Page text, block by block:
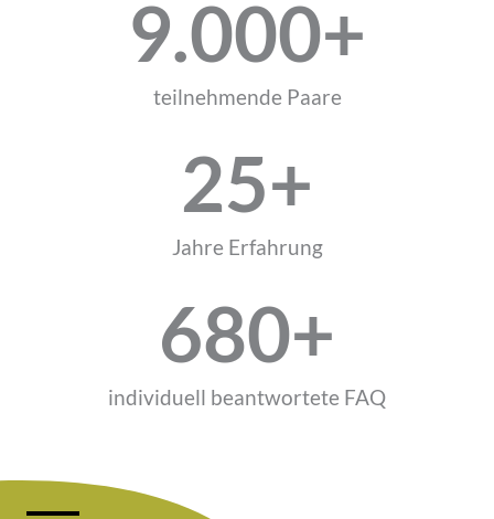
teilnehmende Paare
9.000+
Jahre Erfahrung
25+
individuell beantwortete FAQ
680+